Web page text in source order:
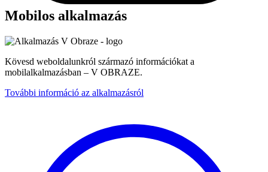
Mobilos alkalmazás
Kövesd weboldalunkról származó információkat a
mobilalkalmazásban – V OBRAZE.
További információ az alkalmazásról